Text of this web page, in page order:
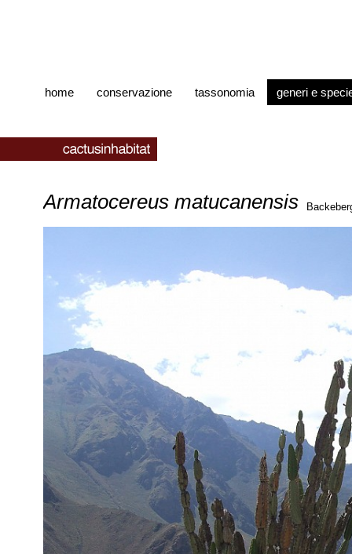
home conservazione tassonomia generi e
Armatocereus matucanensis